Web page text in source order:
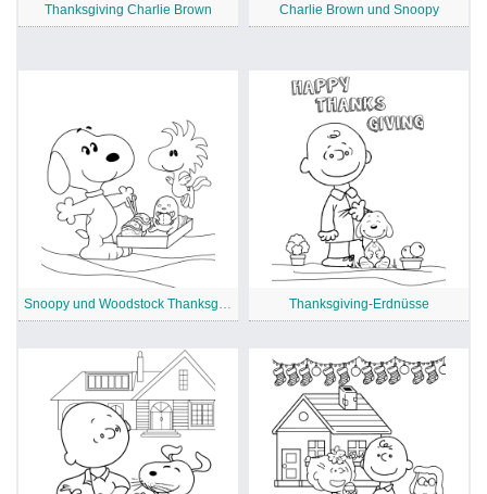
Thanksgiving Charlie Brown Charlie Brown und Snoopy
Snoopy und Woodstock Thanksgiving Thanksgiving-Erdnüsse